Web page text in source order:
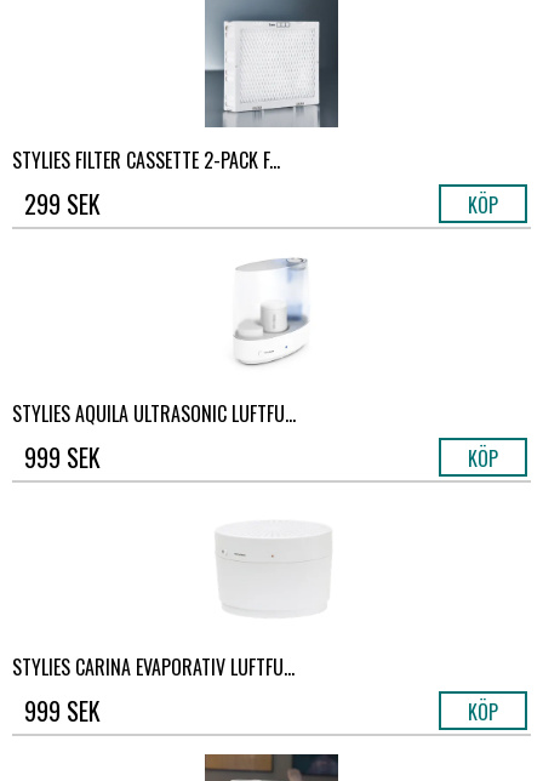
STYLIES FILTER CASSETTE 2-PACK F...
299 SEK KÖP
STYLIES AQUILA ULTRASONIC LUFTFU...
999 SEK KÖP
STYLIES CARINA EVAPORATIV LUFTFU...
999 SEK KÖP